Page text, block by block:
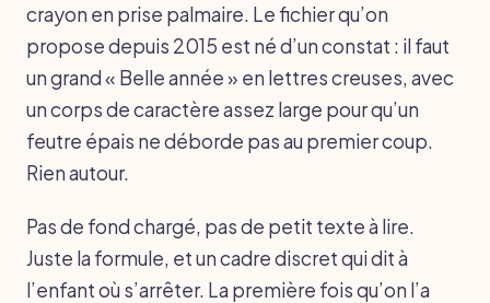
crayon en prise palmaire. Le fichier qu’on
propose depuis 2015 est né d’un constat : il faut
un grand « Belle année » en lettres creuses, avec
un corps de caractère assez large pour qu’un
feutre épais ne déborde pas au premier coup.
Rien autour.
Pas de fond chargé, pas de petit texte à lire.
Juste la formule, et un cadre discret qui dit à
l’enfant où s’arrêter. La première fois qu’on l’a